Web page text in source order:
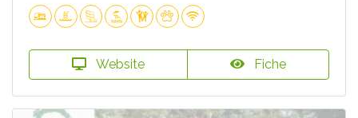
Website Fiche